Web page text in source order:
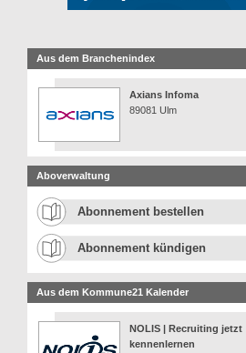
Aus dem Branchenindex
Axians Infoma
89081 Ulm
Aboverwaltung
Abonnement bestellen
Abonnement kündigen
Aus dem Kommune21 Kalender
NOLIS | Recruiting jetzt
kennenlernen